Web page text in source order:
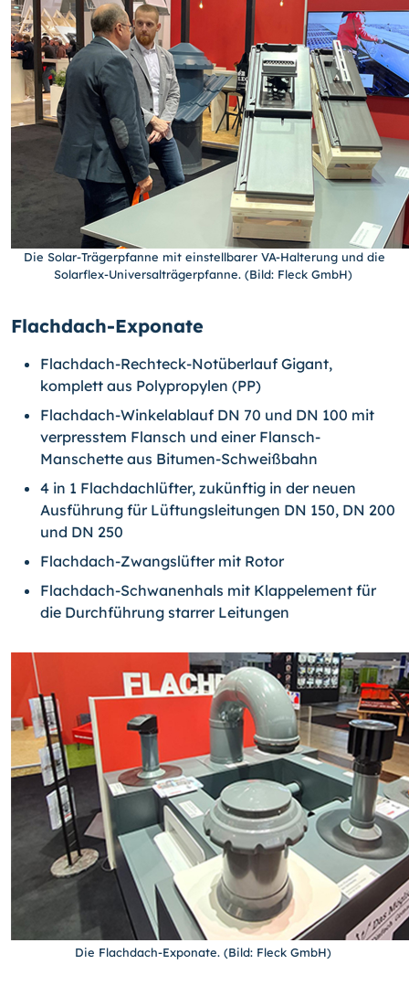
Die Solar-Trägerpfanne mit einstellbarer VA-Halterung und die
Solarflex-Universalträgerpfanne. (Bild: Fleck GmbH)
Flachdach-Exponate
Flachdach-Rechteck-Notüberlauf Gigant,
komplett aus Polypropylen (PP)
Flachdach-Winkelablauf DN 70 und DN 100 mit
verpresstem Flansch und einer Flansch-
Manschette aus Bitumen-Schweißbahn
4 in 1 Flachdachlüfter, zukünftig in der neuen
Ausführung für Lüftungsleitungen DN 150, DN 200
und DN 250
Flachdach-Zwangslüfter mit Rotor
Flachdach-Schwanenhals mit Klappelement für
die Durchführung starrer Leitungen
Die Flachdach-Exponate. (Bild: Fleck GmbH)